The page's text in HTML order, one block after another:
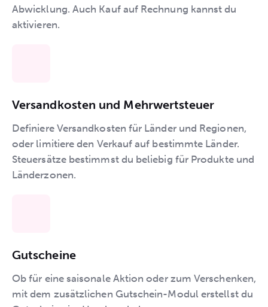
Abwicklung. Auch Kauf auf Rechnung kannst du
aktivieren.
Versandkosten und Mehrwertsteuer
Definiere Versandkosten für Länder und Regionen,
oder limitiere den Verkauf auf bestimmte Länder.
Steuersätze bestimmst du beliebig für Produkte und
Länderzonen.
Gutscheine
Ob für eine saisonale Aktion oder zum Verschenken,
mit dem zusätzlichen Gutschein-Modul erstellst du